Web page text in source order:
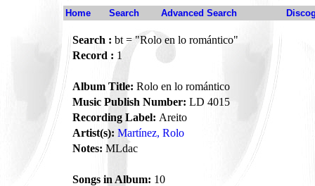
Home Search Advanced Search
Search : bt = "Rolo en lo romántico"
Record : 1
Album Title: Rolo en lo romántico
Music Publish Number: LD 4015
Recording Label: Areito
Artist(s): Martínez, Rolo
Notes: MLdac
Songs in Album: 10